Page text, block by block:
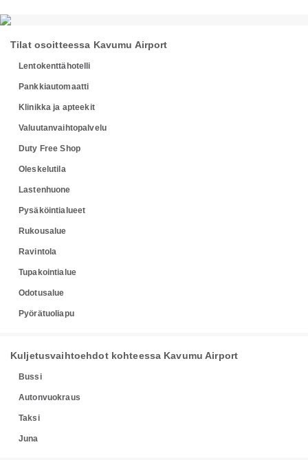
Tilat osoitteessa Kavumu Airport
Lentokenttähotelli
Pankkiautomaatti
Klinikka ja apteekit
Valuutanvaihtopalvelu
Duty Free Shop
Oleskelutila
Lastenhuone
Pysäköintialueet
Rukousalue
Ravintola
Tupakointialue
Odotusalue
Pyörätuoliapu
Kuljetusvaihtoehdot kohteessa Kavumu Airport
Bussi
Autonvuokraus
Taksi
Juna